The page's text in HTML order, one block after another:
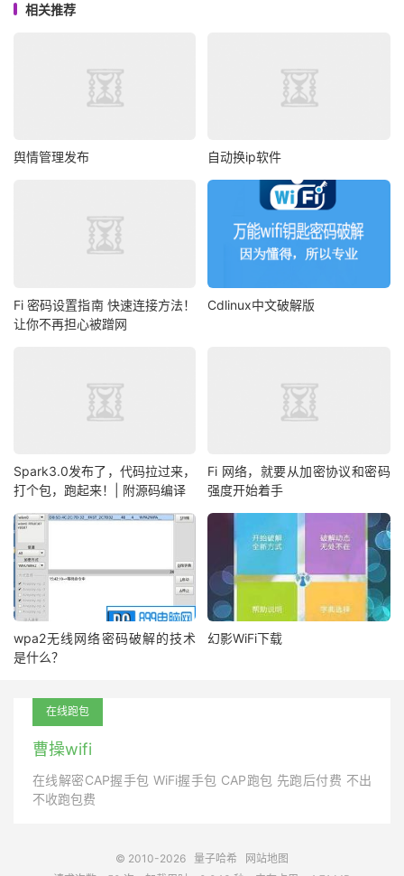
相关推荐
舆情管理发布 自动换ip软件
Fi 密码设置指南 快速连接方法！
让你不再担心被蹭网
Cdlinux中文破解版
Spark3.0发布了，代码拉过来，
打个包，跑起来！| 附源码编译
Fi 网络，就要从加密协议和密码
强度开始着手
wpa2无线网络密码破解的技术
是什么？
幻影WiFi下载
在线跑包
曹操wifi
在线解密CAP握手包 WiFi握手包 CAP跑包 先跑后付费 不出
不收跑包费
© 2010-2026 量子哈希
网站地图